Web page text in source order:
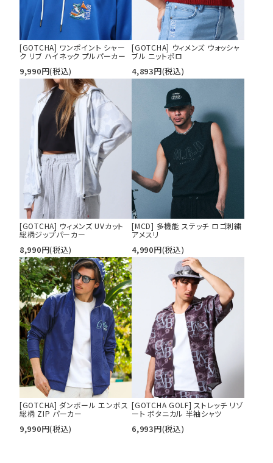
[GOTCHA] ワンポイント シャー
ク リブ ハイネック プルパーカー
9,990円(税込)
[GOTCHA] ウィメンズ ウォッシャ
ブル ニットポロ
4,893円(税込)
[GOTCHA] ウィメンズ UVカット
総柄ジップパーカー
8,990円(税込)
[MCD] 多機能 ステッチ ロゴ刺繍
アメスリ
4,990円(税込)
[GOTCHA] ダンボール エンボス
総柄 ZIP パーカー
9,990円(税込)
[GOTCHA GOLF] ストレッチ リゾ
ート ボタニカル 半袖シャツ
6,993円(税込)